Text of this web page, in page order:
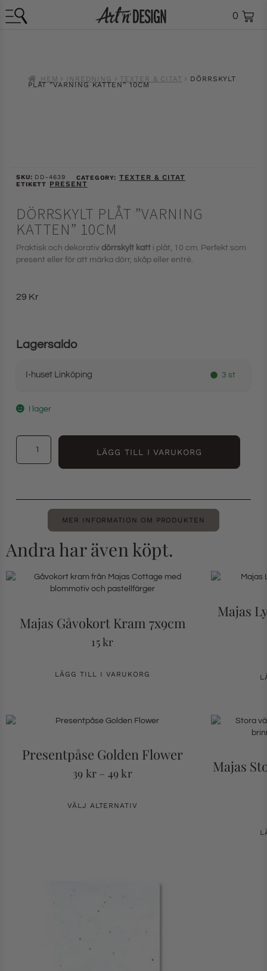
0
HEM INREDNING TEXTER & CITAT DÖRRSKYLT
PLÅT ”VARNING KATTEN” 10CM
SKU: DD-4639 CATEGORY: TEXTER & CITAT
ETIKETT PRESENT
DÖRRSKYLT PLÅT ”VARNING
KATTEN” 10CM
Praktisk och dekorativ dörrskylt katti plåt, 10 cm. Perfekt som
present eller för att märka dörr, skåp eller entré.
29 Kr
Lagersaldo
I-huset Linköping 3 st
I lager
LÄGG TILL I VARUKORG
MER INFORMATION OM PRODUKTEN
Andra har även köpt.
Majas Gåvokort Kram 7x9cm
15kr
LÄGG TILL I VARUKORG
Majas
Presentpåse Golden Flower
39 kr – 49kr
VÄLJ ALTERNATIV
Majas